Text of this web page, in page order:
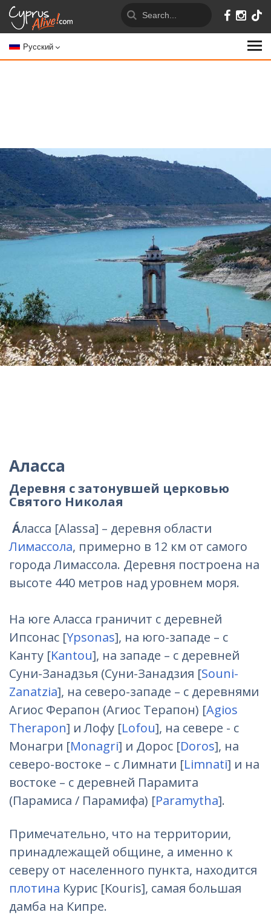
Русский
Аласса
Деревня с затонувшей церковью
Святого Николая
А́ласса [Alassa] – деревня области
Лимассола, примерно в 12 км от самого
города Лимассола. Деревня построена на
высоте 440 метров над уровнем моря.
На юге Аласса граничит с деревней
Ипсонас [Ypsonas], на юго-западе – с
Канту [Kantou], на западе – с деревней
Суни-Занадзья (Суни-Занадзия [Souni-
Zanatzia], на северо-западе – с деревнями
Агиос Ферапон (Агиос Терапон) [Agios
Therapon] и Лофу [Lofou], на севере - с
Монагри [Monagri] и Дорос [Doros], на
северо-востоке – с Лимнати [Limnati] и на
востоке – с деревней Парамита
(Парамиса / Парамифа) [Paramytha].
Примечательно, что на территории,
принадлежащей общине, а именно к
северу от населенного пункта, находится
плотина Курис [Kouris], самая большая
дамба на Кипре.